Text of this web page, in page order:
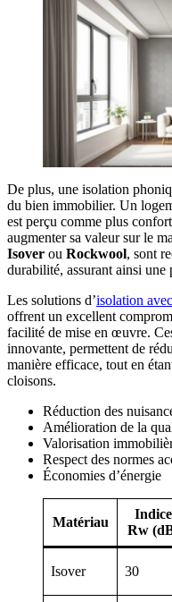
De plus, une isolation
du bien immobilier. Un
est perçu comme plus
augmenter sa valeur sur le
Isover ou Rockwool, sont
durabilité, assurant ainsi
Les solutions d’isolation
offrent un excellent
facilité de mise en œuvre.
innovante, permettent de
manière efficace, tout en
cloisons.
Réduction des
Amélioration de la
Valorisation
Respect des normes
Économies d’énergie
Matériau
Indice
Rw
Isover 30